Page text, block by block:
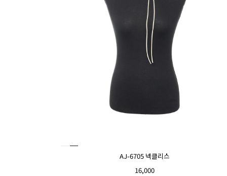
AJ-6705 넥클리스
16,000